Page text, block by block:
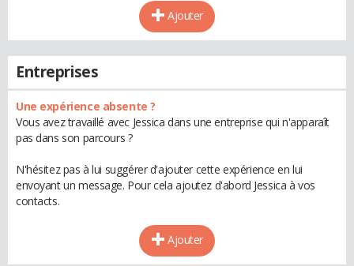
Ajouter
Entreprises
Une expérience absente ?
Vous avez travaillé avec Jessica dans une entreprise qui n'apparaît
pas dans son parcours ?
N'hésitez pas à lui suggérer d'ajouter cette expérience en lui
envoyant un message. Pour cela ajoutez d'abord Jessica à vos
contacts.
Ajouter